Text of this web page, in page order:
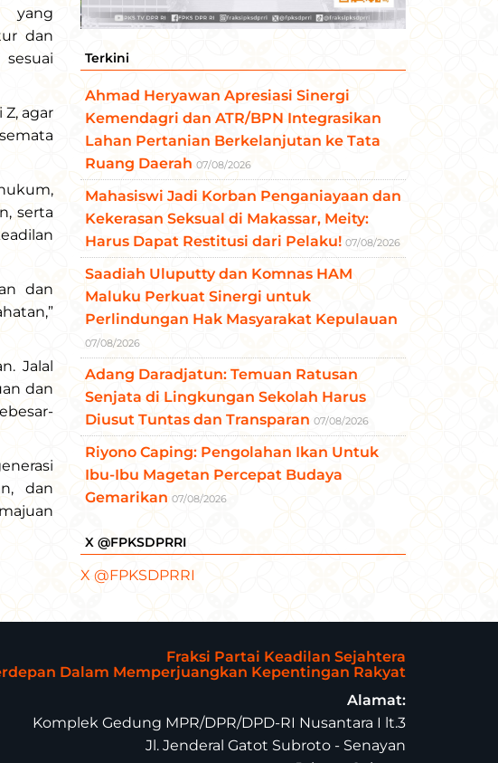
yang
dan
agar
serta
dan
Jalal
dan
dan
Terkini
Ahmad Heryawan Apresiasi Sinergi
Kemendagri dan ATR/BPN Integrasikan
Lahan Pertanian Berkelanjutan ke Tata
Ruang Daerah 07/08/2026
Mahasiswi Jadi Korban Penganiayaan dan
Kekerasan Seksual di Makassar, Meity:
Harus Dapat Restitusi dari Pelaku! 07/08/2026
Saadiah Uluputty dan Komnas HAM
Maluku Perkuat Sinergi untuk
Perlindungan Hak Masyarakat Kepulauan
07/08/2026
Adang Daradjatun: Temuan Ratusan
Senjata di Lingkungan Sekolah Harus
Diusut Tuntas dan Transparan 07/08/2026
Riyono Caping: Pengolahan Ikan Untuk
Ibu-Ibu Magetan Percepat Budaya
Gemarikan 07/08/2026
X @FPKSDPRRI
X @FPKSDPRRI
Fraksi Partai Keadilan Sejahtera
Dalam Memperjuangkan Kepentingan Rakyat
Alamat:
Komplek Gedung MPR/DPR/DPD-RI Nusantara I lt.3
Jl. Jenderal Gatot Subroto - Senayan